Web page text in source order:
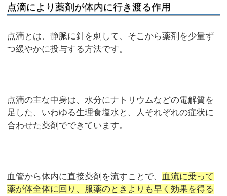
点滴により薬剤が体内に行き渡る作用
点滴とは、静脈に針を刺して、そこから薬剤を少量ず
つ緩やかに投与する方法です。
点滴の主な中身は、水分にナトリウムなどの電解質を
足した、いわゆる生理食塩水と、人それぞれの症状に
合わせた薬剤でできています。
血管から体内に直接薬剤を流すことで、 血流に乗って
薬が体全体に回り、服薬のときよりも早く効果を得る